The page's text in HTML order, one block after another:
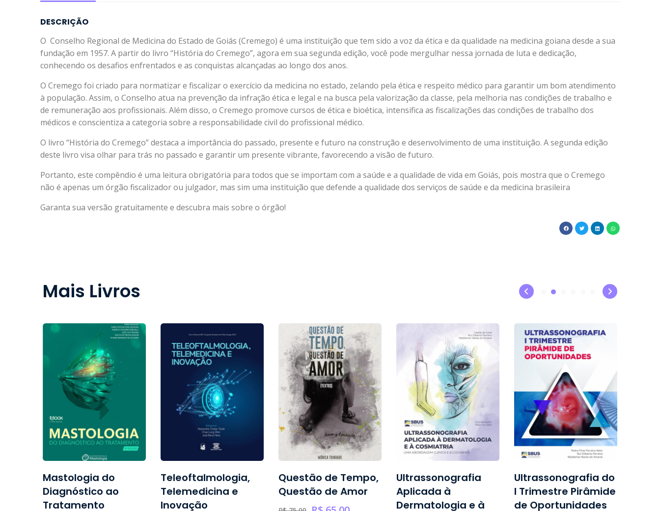
DESCRIÇÃO
O Conselho Regional de Medicina do Estado de Goiás (Cremego) é uma instituição que tem sido a voz da ética e da qualidade na medicina goiana desde a sua
fundação em 1957. A partir do livro “História do Cremego”, agora em sua segunda edição, você pode mergulhar nessa jornada de luta e dedicação,
conhecendo os desafios enfrentados e as conquistas alcançadas ao longo dos anos.
O Cremego foi criado para normatizar e fiscalizar o exercício da medicina no estado, zelando pela ética e respeito médico para garantir um bom atendimento
à população. Assim, o Conselho atua na prevenção da infração ética e legal e na busca pela valorização da classe, pela melhoria nas condições de trabalho e
de remuneração aos profissionais. Além disso, o Cremego promove cursos de ética e bioética, intensifica as fiscalizações das condições de trabalho dos
médicos e conscientiza a categoria sobre a responsabilidade civil do profissional médico.
O livro “História do Cremego” destaca a importância do passado, presente e futuro na construção e desenvolvimento de uma instituição. A segunda edição
deste livro visa olhar para trás no passado e garantir um presente vibrante, favorecendo a visão de futuro.
Portanto, este compêndio é uma leitura obrigatória para todos que se importam com a saúde e a qualidade de vida em Goiás, pois mostra que o Cremego
não é apenas um órgão fiscalizador ou julgador, mas sim uma instituição que defende a qualidade dos serviços de saúde e da medicina brasileira
Garanta sua versão gratuitamente e descubra mais sobre o órgão!
Mais Livros
Mastologia do
Diagnóstico ao
Tratamento
Teleoftalmologia,
Telemedicina e
Inovação
Questão de Tempo,
Questão de Amor
Ultrassonografia
Aplicada à
Dermatologia e à
Ultrassonografia do
I Trimestre Pirâmide
de Oportunidades